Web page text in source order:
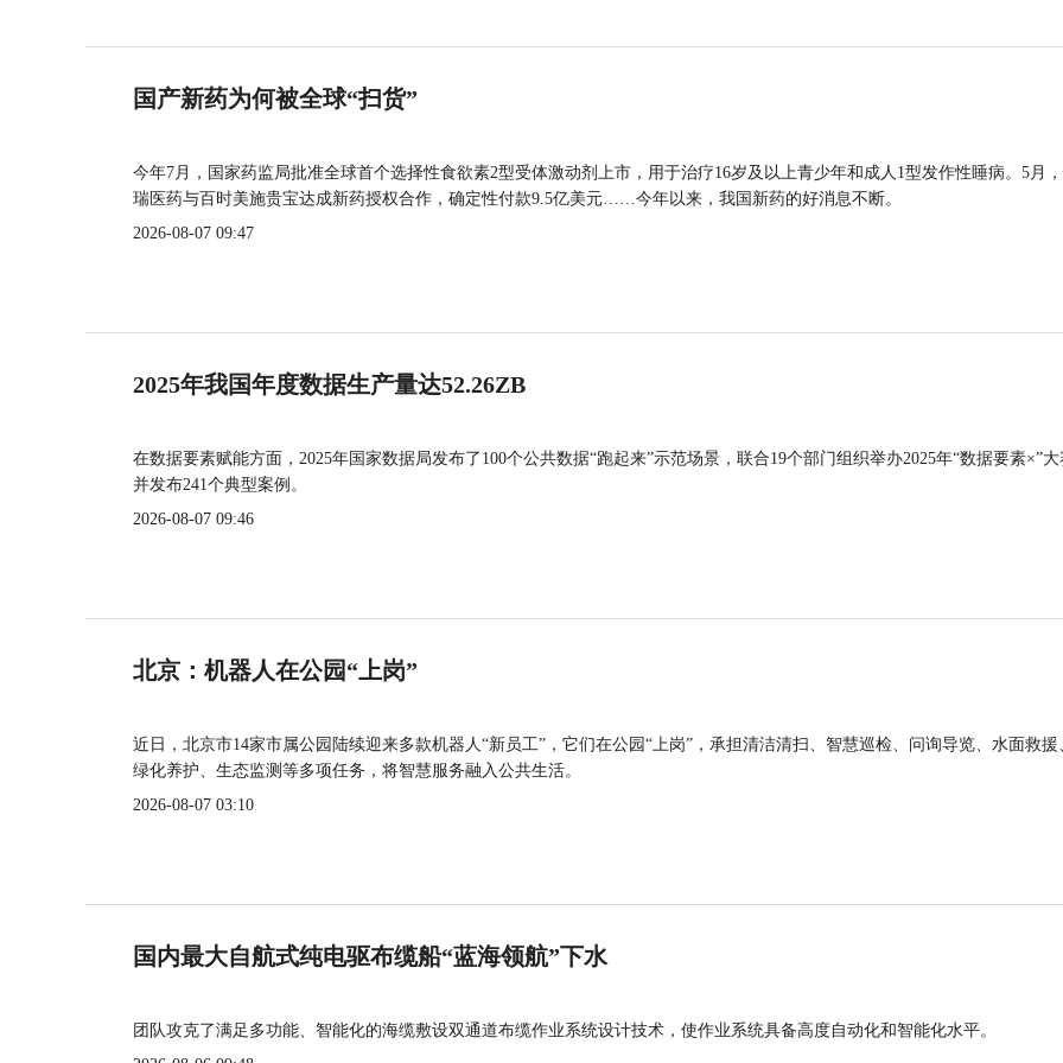
国产新药为何被全球“扫货”
今年7月，国家药监局批准全球首个选择性食欲素2型受体激动剂上市，用于治疗16岁及以上青少年和成人1型发作性睡病。5月
瑞医药与百时美施贵宝达成新药授权合作，确定性付款9.5亿美元……今年以来，我国新药的好消息不断。
2026-08-07 09:47
2025年我国年度数据生产量达52.26ZB
在数据要素赋能方面，2025年国家数据局发布了100个公共数据“跑起来”示范场景，联合19个部门组织举办2025年“数据要素×”大
并发布241个典型案例。
2026-08-07 09:46
北京：机器人在公园“上岗”
近日，北京市14家市属公园陆续迎来多款机器人“新员工”，它们在公园“上岗”，承担清洁清扫、智慧巡检、问询导览、水面救援
绿化养护、生态监测等多项任务，将智慧服务融入公共生活。
2026-08-07 03:10
国内最大自航式纯电驱布缆船“蓝海领航”下水
团队攻克了满足多功能、智能化的海缆敷设双通道布缆作业系统设计技术，使作业系统具备高度自动化和智能化水平。